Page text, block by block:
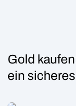
Gold
ein